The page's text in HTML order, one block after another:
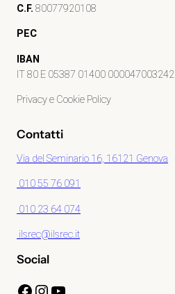
C.F. 80077920108
PEC
IBAN
IT 80 E 05387 01400 000047003242
Privacy e Cookie Policy
Contatti
Via del Seminario 16, 16121 Genova
010 55 76 091
010 23 64 074
ilsrec@ilsrec.it
Social